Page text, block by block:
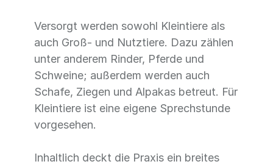
Versorgt werden sowohl Kleintiere als
auch Groß- und Nutztiere. Dazu zählen
unter anderem Rinder, Pferde und
Schweine; außerdem werden auch
Schafe, Ziegen und Alpakas betreut. Für
Kleintiere ist eine eigene Sprechstunde
vorgesehen.
Inhaltlich deckt die Praxis ein breites